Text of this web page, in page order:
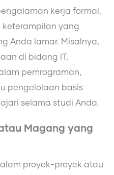
kerja formal,
yang
Anda lamar. Misalnya,
di bidang IT,
pemrograman,
pengelolaan basis
selama studi Anda.
Magang yang
proyek-proyek atau